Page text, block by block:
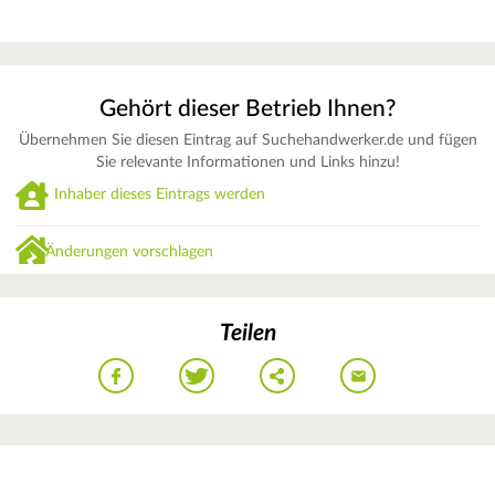
Gehört dieser Betrieb Ihnen?
Übernehmen Sie diesen Eintrag auf Suchehandwerker.de und fügen
Sie relevante Informationen und Links hinzu!
Inhaber dieses Eintrags werden
Änderungen vorschlagen
Teilen